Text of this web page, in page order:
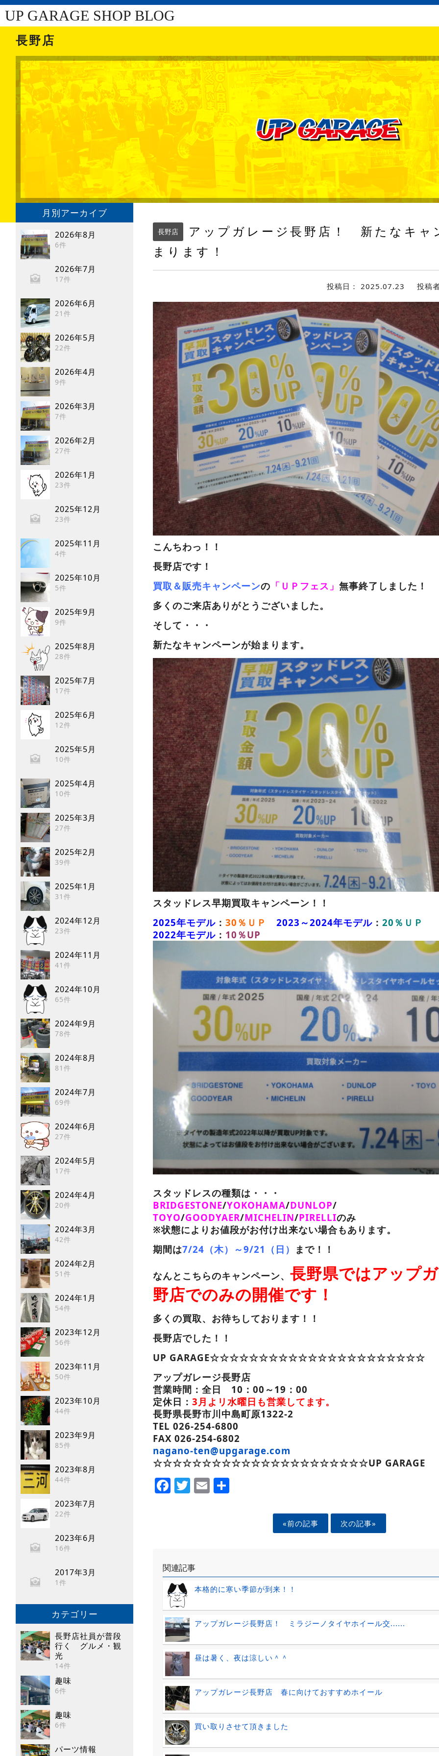
UP GARAGE SHOP BLOG
長野店
月別アーカイブ
2026年8月
6件
2026年7月
17件
2026年6月
21件
2026年5月
22件
2026年4月
9件
2026年3月
7件
2026年2月
27件
2026年1月
23件
2025年12月
23件
2025年11月
4件
2025年10月
5件
2025年9月
9件
2025年8月
28件
2025年7月
17件
2025年6月
12件
2025年5月
10件
2025年4月
10件
2025年3月
27件
2025年2月
39件
2025年1月
31件
2024年12月
23件
2024年11月
41件
2024年10月
65件
2024年9月
78件
2024年8月
81件
2024年7月
69件
2024年6月
27件
2024年5月
17件
2024年4月
20件
2024年3月
42件
2024年2月
51件
2024年1月
54件
2023年12月
56件
2023年11月
50件
2023年10月
44件
2023年9月
85件
2023年8月
44件
2023年7月
22件
2023年6月
16件
2017年3月
1件
カテゴリー
長野店社員が普段
行く グルメ・観
光
14件
趣味
6件
趣味
6件
パーツ情報
長野店
アップガレージ長野店！ 新たなキャ
まります！
投稿日： 2025.07.23 投稿
こんちわっ！！
長野店です！
買取＆販売キャンペーンの 「ＵＰフェス」 無事終了しました！
多くのご来店ありがとうございました。
そして・・・
新たなキャンペーンが始まります。
スタッドレス早期買取キャンペーン！！
2025年モデル ： 30％ＵＰ 2023～2024年モデル ： 20％ＵＰ
2022年モデル ： 10％UP
スタッドレスの種類は・・・
BRIDGESTONE/YOKOHAMA/DUNLOP/
TOYO/GOODYAER/MICHELIN/PIRELLIのみ
※状態によりお値段がお付け出来ない場合もあります。
期間は7/24（木）～9/21（日） まで！！
なんとこちらのキャンペーン、 長野県ではアップ
野店でのみの開催です！
多くの買取、お待ちしております！！
長野店でした！！
UP GARAGE☆☆☆☆☆☆☆☆☆☆☆☆☆☆☆☆☆☆☆☆☆☆
アップガレージ長野店
営業時間：全日 10：00～19：00
定休日： 3月よリ水曜日も営業してます。
長野県長野市川中島町原1322-2
TEL 026-254-6800
FAX 026-254-6802
nagano-ten@upgarage.com
☆☆☆☆☆☆☆☆☆☆☆☆☆☆☆☆☆☆☆☆☆☆UP GARAGE
Facebook
Twitter
Email
«前の記事 次の記事»
関連記事
本格的に寒い季節が到来！！
アップガレージ長野店！ ミラジーノタイヤホイール交......
昼は暑く、夜は涼しい＾＾
アップガレージ長野店 春に向けておすすめホイール
買い取りさせて頂きました